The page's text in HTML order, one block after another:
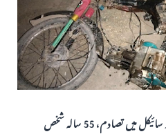
گوجرہ ، پینسرہ روڈ پر کوسٹر اور موٹر سائیکل میں تصادم، 55 سالہ شخص